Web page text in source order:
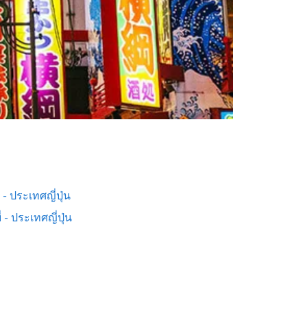
- ประเทศญี่ปุ่น
- ประเทศญี่ปุ่น